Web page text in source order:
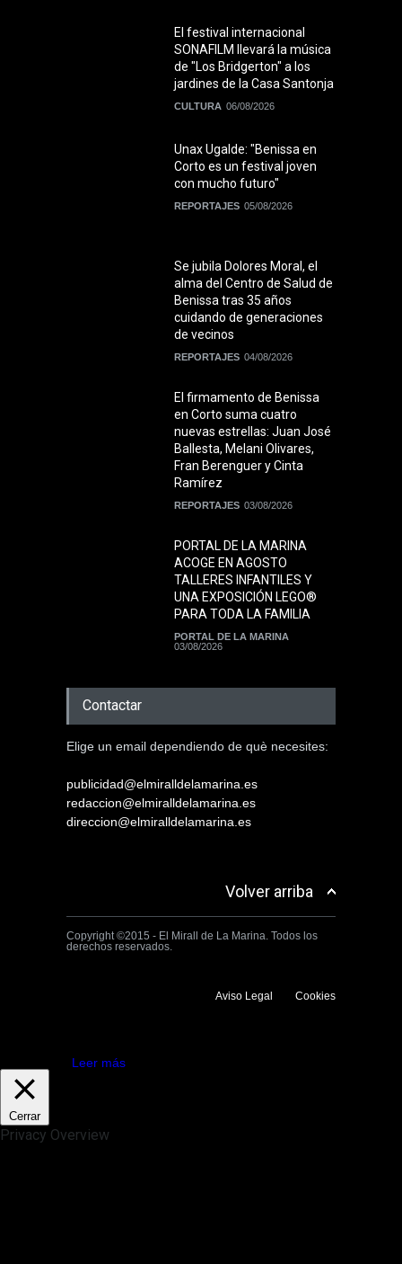
El festival internacional
SONAFILM llevará la música
de "Los Bridgerton" a los
jardines de la Casa Santonja
CULTURA 06/08/2026
Unax Ugalde: "Benissa en
Corto es un festival joven
con mucho futuro"
REPORTAJES 05/08/2026
Se jubila Dolores Moral, el
alma del Centro de Salud de
Benissa tras 35 años
cuidando de generaciones
de vecinos
REPORTAJES 04/08/2026
El firmamento de Benissa
en Corto suma cuatro
nuevas estrellas: Juan José
Ballesta, Melani Olivares,
Fran Berenguer y Cinta
Ramírez
REPORTAJES 03/08/2026
PORTAL DE LA MARINA
ACOGE EN AGOSTO
TALLERES INFANTILES Y
UNA EXPOSICIÓN LEGO®
PARA TODA LA FAMILIA
PORTAL DE LA MARINA
03/08/2026
Contactar
Elige un email dependiendo de què necesites:
publicidad@elmiralldelamarina.es
redaccion@elmiralldelamarina.es
direccion@elmiralldelamarina.es
Volver arriba
Copyright ©2015 - El Mirall de La Marina. Todos los
derechos reservados.
Aviso Legal Cookies
Leer más
Cerrar
Privacy Overview